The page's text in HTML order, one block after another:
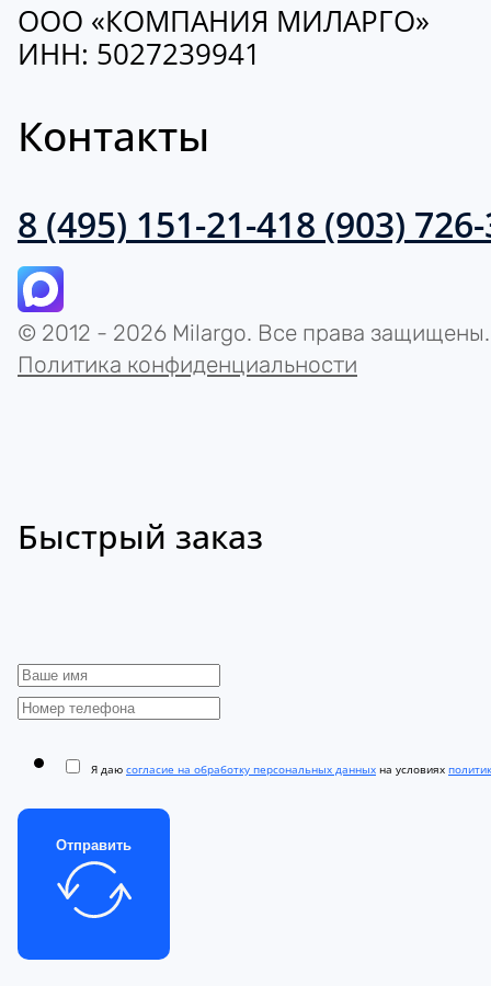
ООО «КОМПАНИЯ МИЛАРГО»
ИНН: 5027239941
Контакты
8 (495) 151-21-418 (903)
© 2012 - 2026 Milargo. Все права защищены.
Политика конфиденциальности
Быстрый заказ
Я даю согласие на обработку персональных данных на условиях
Отправить